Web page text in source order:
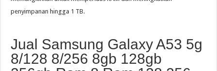
penyimpanan hingga 1 TB.
Jual Samsung Galaxy A53 5g
8/128 8/256 8gb 128gb